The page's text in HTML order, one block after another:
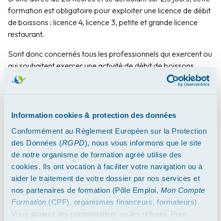
Information cookies & protection des données
Conformément au Règlement Européen sur la Protection
des Données (RGPD), nous vous informons que le site
de notre organisme de formation agréé utilise des
cookies. Ils ont vocation à faciliter votre navigation ou à
aider le traitement de votre dossier par nos services et
nos partenaires de formation (Pôle Emploi, Mon Compte
Formation (CPF), organismes financeurs, formateurs).
Vous pouvez les personnaliser ou les refuser. Pour
formation est obligatoire pour exploiter une licence de débit
de boissons : licence 4, licence 3, petite et grande licence
restaurant.
Sont donc concernés tous les professionnels qui exercent ou
qui souhaitent exercer une activité de débit de boissons
alcoolisées : bars, restaurants, snacks, hôtels, discothèques...
par Arrêté N° 2020/23/MCI vous délivre immédiatement
votre Permis d'Exploitation (Cerfa 14407*03 du Ministère de
l'Intérieur).
Votre permis est valable 10 ans et vous permettra d'exploiter
immédiatement votre licence.
Votre formation chaque lundi
depuis chez vous